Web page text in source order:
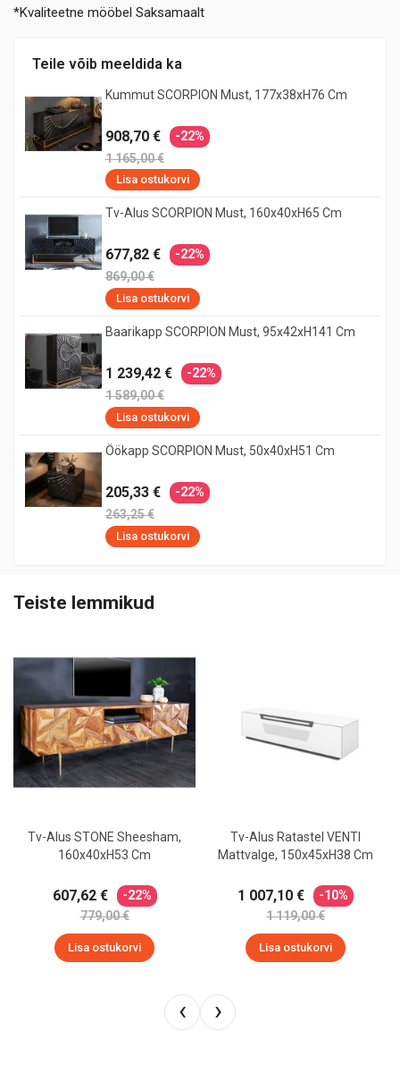
*Kvaliteetne mööbel Saksamaalt
Teile võib meeldida ka
Kummut SCORPION Must, 177x38xH76 Cm
908,70 € -22%
1 165,00 €
Lisa ostukorvi
Tv-Alus SCORPION Must, 160x40xH65 Cm
677,82 € -22%
869,00 €
Lisa ostukorvi
Baarikapp SCORPION Must, 95x42xH141 Cm
1 239,42 € -22%
1 589,00 €
Lisa ostukorvi
Öökapp SCORPION Must, 50x40xH51 Cm
205,33 € -22%
263,25 €
Lisa ostukorvi
Teiste lemmikud
Tv-Alus STONE Sheesham,
160x40xH53 Cm
607,62 € -22%
779,00 €
Lisa ostukorvi
Tv-Alus Ratastel VENTI
Mattvalge, 150x45xH38 Cm
1 007,10 € -10%
1 119,00 €
Lisa ostukorvi
‹ ›